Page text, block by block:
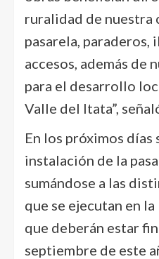
ruralidad de nuestra
pasarela, paraderos,
accesos, además de
para el desarrollo
Valle del Itata”,
En los próximos días
instalación de la
sumándose a las
que se ejecutan en
que deberán estar
septiembre de este